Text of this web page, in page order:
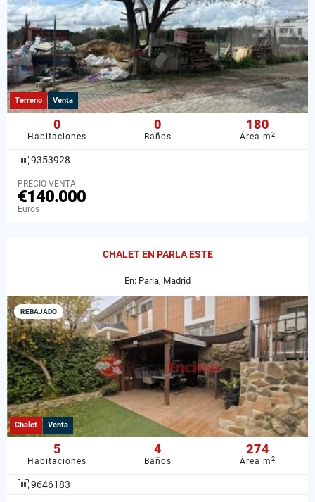
Terreno Venta
0
Habitaciones
0
Baños
180
Área m2
9353928
PRECIO VENTA
€140.000
Euros
CHALET EN PARLA ESTE
En: Parla, Madrid
REBAJADO
Chalet Venta
5
Habitaciones
4
Baños
274
Área m2
9646183